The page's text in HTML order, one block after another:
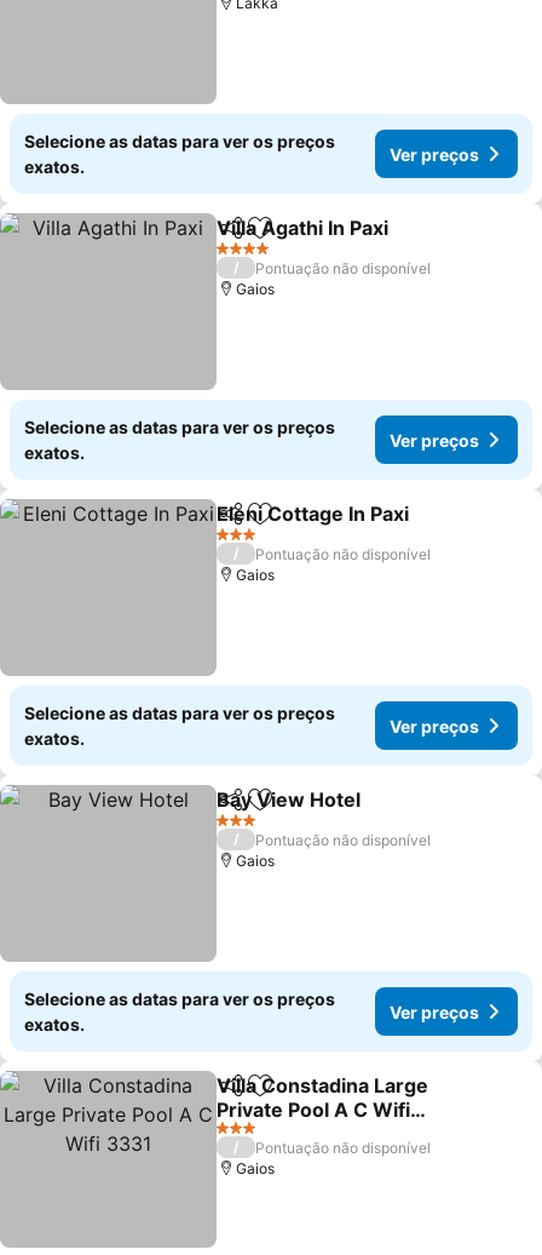
Selecione as datas para ver os preços
exatos.
Ver preços
PartilharAdicionar aos favoritos
Villa Agathi In Paxi
4 Estrelas
/
Pontuação não disponível
Gaios
Selecione as datas para ver os preços
exatos.
Ver preços
PartilharAdicionar aos favoritos
Eleni Cottage In Paxi
3 Estrelas
/
Pontuação não disponível
Gaios
Selecione as datas para ver os preços
exatos.
Ver preços
PartilharAdicionar aos favoritos
Bay View Hotel
3 Estrelas
/
Pontuação não disponível
Gaios
Selecione as datas para ver os preços
exatos.
Ver preços
PartilharAdicionar aos favoritos
Villa Constadina Large
Private Pool A C Wifi
3331
3 Estrelas
/
Pontuação não disponível
Gaios